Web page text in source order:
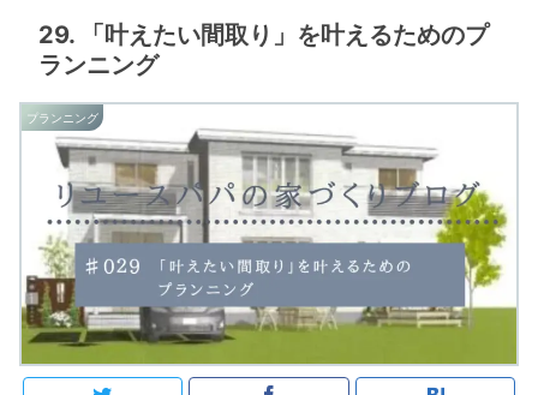
29. 「叶えたい間取り」を叶えるためのプ
ランニング
プランニング